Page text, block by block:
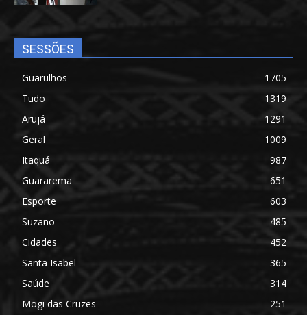
SESSÕES
Guarulhos
1705
Tudo
1319
Arujá
1291
Geral
1009
Itaquá
987
Guararema
651
Esporte
603
Suzano
485
Cidades
452
Santa Isabel
365
Saúde
314
Mogi das Cruzes
251